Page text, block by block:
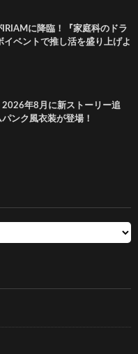
に降臨！『家庭科のドラ
ベントで推し活を盛り上げよ
2026年8月に新ストーリー追
ンク風衣装が登場！